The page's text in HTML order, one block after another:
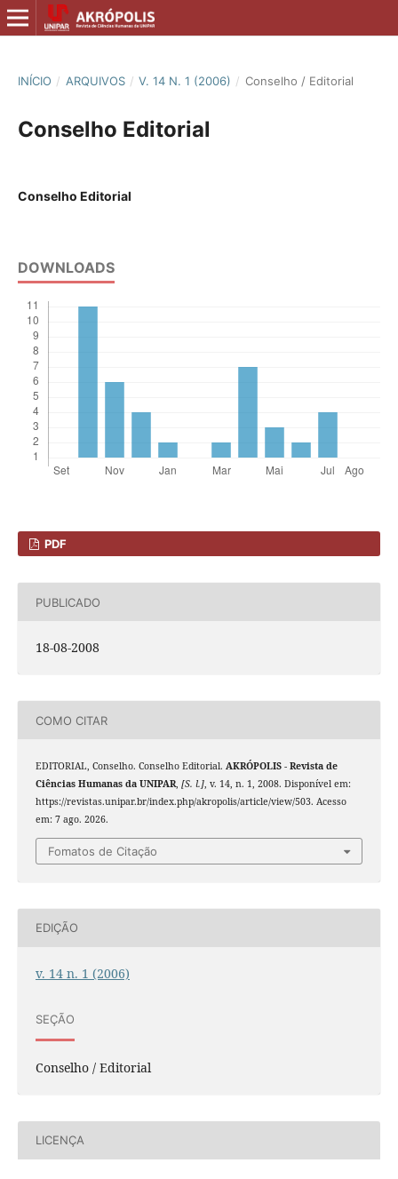
INÍCIO / ARQUIVOS / V. 14 N. 1 (2006) / Conselho / Editorial
Conselho Editorial
Conselho Editorial
DOWNLOADS
PDF
PUBLICADO
18-08-2008
COMO CITAR
EDITORIAL, Conselho. Conselho Editorial. AKRÓPOLIS - Revista de
Ciências Humanas da UNIPAR, [S. l.], v. 14, n. 1, 2008. Disponível em:
https://revistas.unipar.br/index.php/akropolis/article/view/503. Acesso
em: 7 ago. 2026.
Fomatos de Citação
EDIÇÃO
v. 14 n. 1 (2006)
SEÇÃO
Conselho / Editorial
LICENÇA